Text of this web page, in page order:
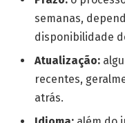
semanas,
disponibilidade
Atualização:
recentes,
atrás.